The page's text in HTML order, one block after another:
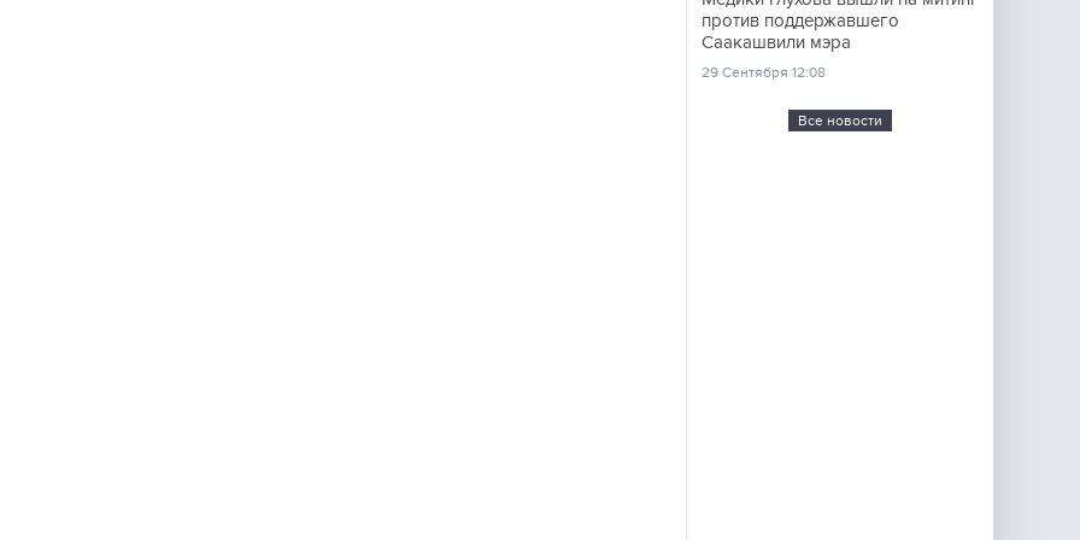
против поддержавшего
Саакашвили мэра
29 Сентября 12:08
Все новости